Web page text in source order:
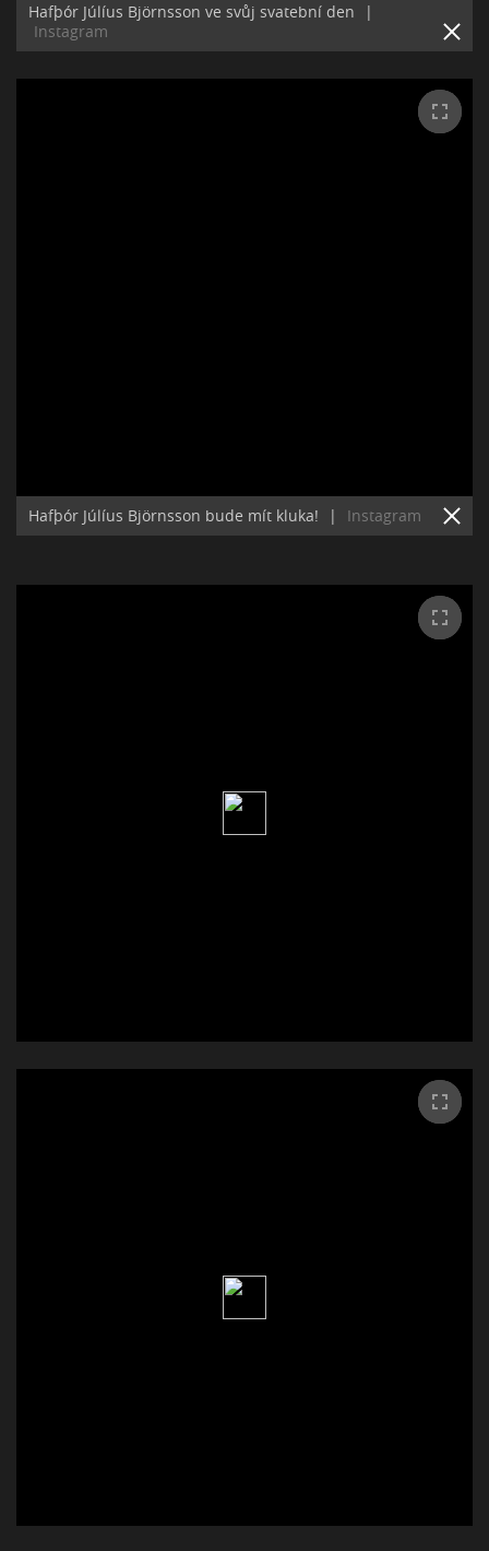
Hafþór Júlíus Björnsson ve svůj svatební den
|
Instagram
Hafþór Júlíus Björnsson bude mít kluka! | Instagram